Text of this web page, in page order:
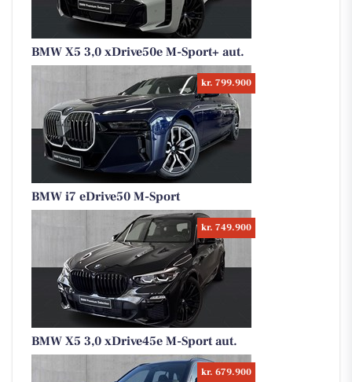
BMW X5 3,0 xDrive50e M-Sport+ aut.
kr. 799.900
BMW i7 eDrive50 M-Sport
kr. 749.900
BMW X5 3,0 xDrive45e M-Sport aut.
kr. 679.900